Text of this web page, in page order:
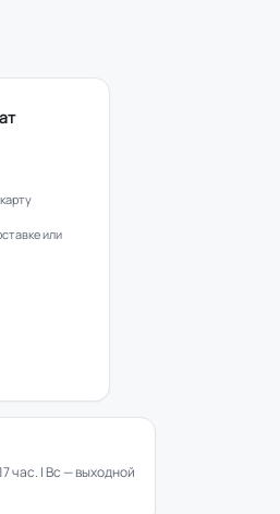
или
час. | Вс — выходной